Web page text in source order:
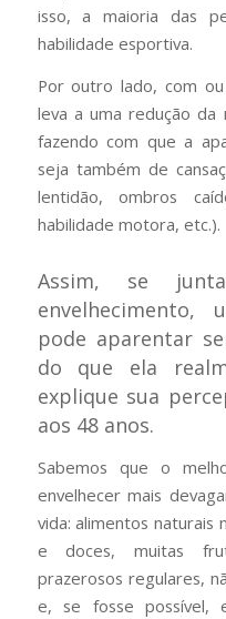
isso, a maioria das
habilidade esportiva.
Por outro lado, com
leva a uma redução da
fazendo com que a
seja também de
lentidão, ombros
habilidade motora, etc.).
Assim, se
envelhecimento,
pode aparentar
do que ela
explique sua
aos 48 anos.
Sabemos que o
envelhecer mais
vida: alimentos naturais
e doces, muitas
prazerosos regulares,
e, se fosse possível,